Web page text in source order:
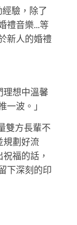
驗，除了
禮音樂...等
新人的婚禮
理想中溫馨
一波。」
雙方長輩不
規劃好流
福的話，
下深刻的印